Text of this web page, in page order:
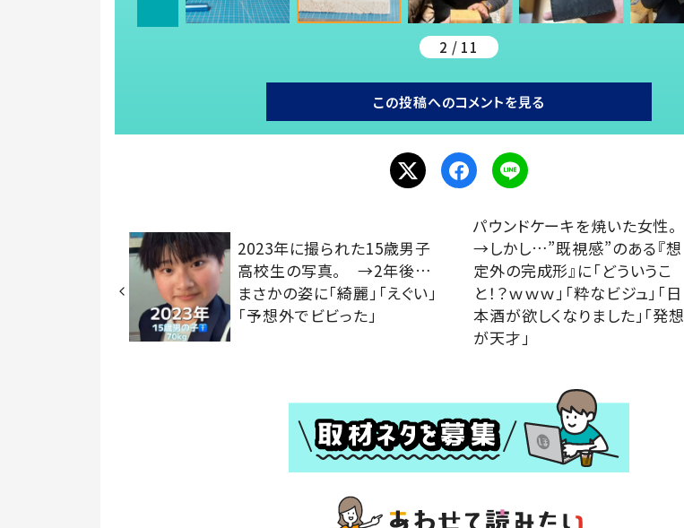
2 / 11
この投稿へのコメントを見る
2023年に撮られた15歳男子
高校生の写真。 →2年後…
まさかの姿に「綺麗」「えぐい」
「予想外でビビった」
パウンドケーキを焼いた女性。
→しかし…”既視感”のある『想
定外の完成形』に「どういうこ
と！？ｗｗｗ」「粋なビジュ」「日
本酒が欲しくなりました」「発想
が天才」